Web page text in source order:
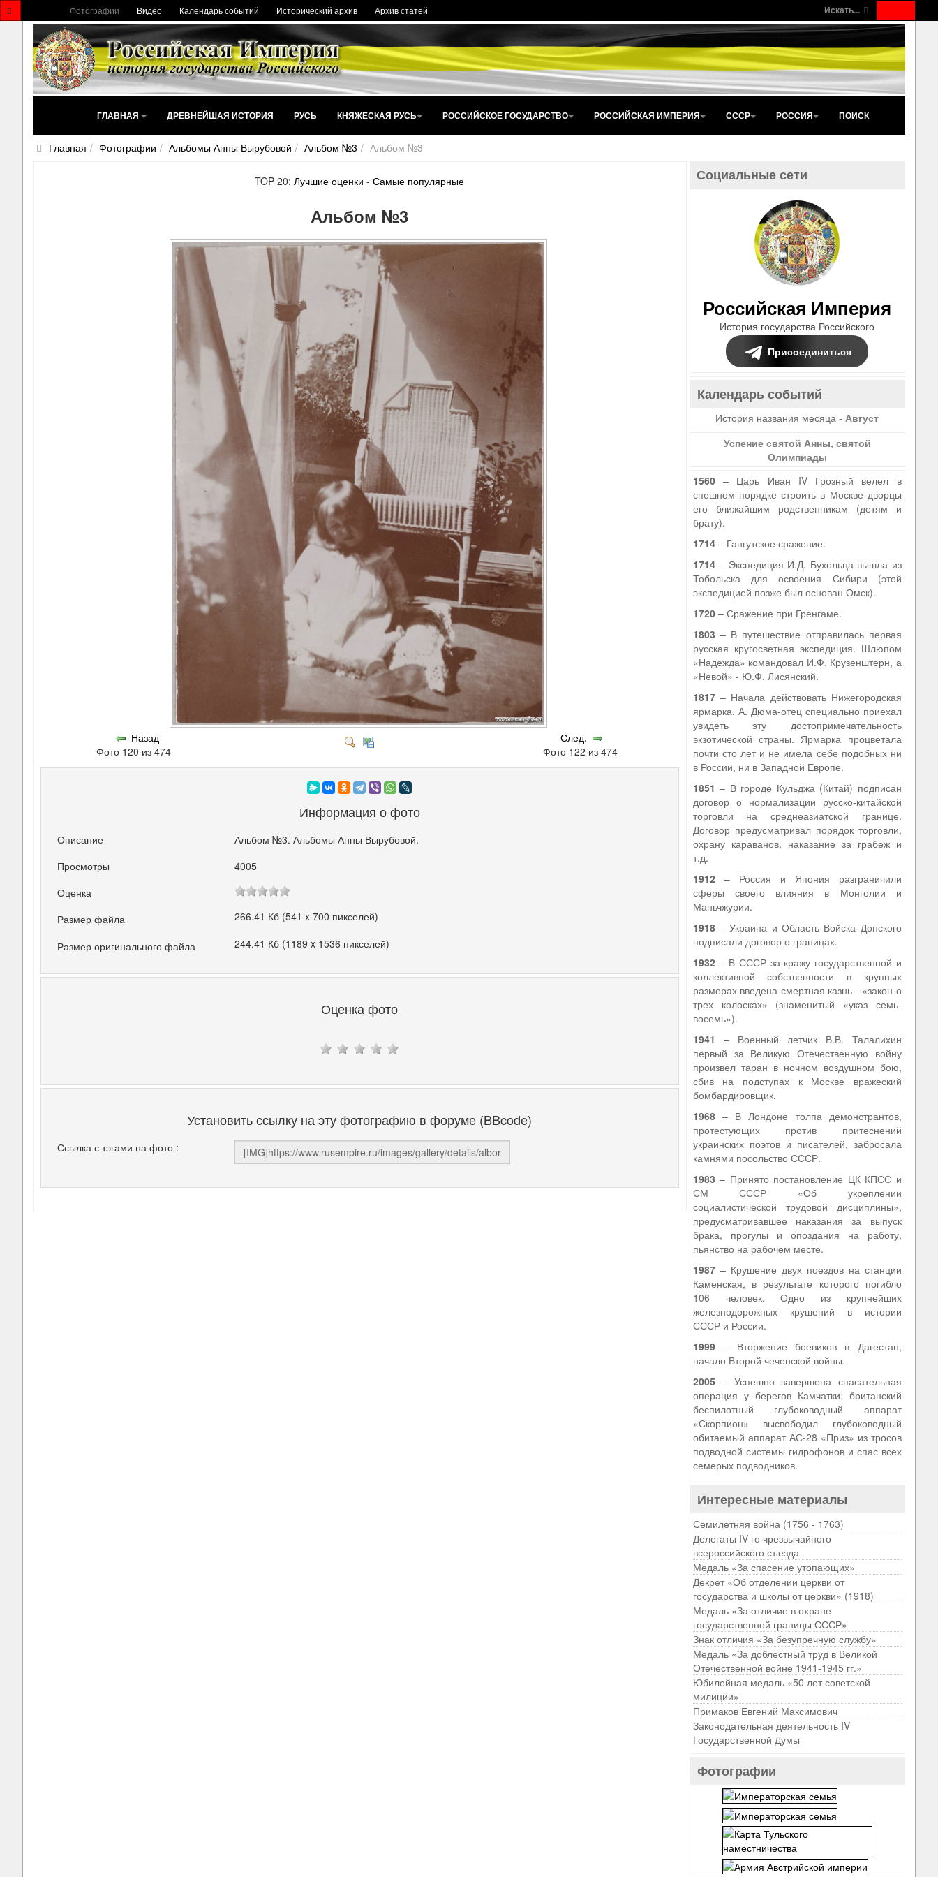
Искать...
Фотографии Видео Календарь событий Исторический архив Архив статей
ГЛАВНАЯ ДРЕВНЕЙШАЯ ИСТОРИЯ РУСЬ КНЯЖЕСКАЯ РУСЬ РОССИЙСКОЕ ГОСУДАРСТВО РОССИЙСКАЯ ИМПЕРИЯ СССР РОССИЯ ПОИСК
Главная Фотографии Альбомы Анны Вырубовой Альбом №3 Альбом №3
TOP 20:Лучшие оценки -Самые популярные
Альбом №3
Назад
Фото 120 из 474
След.
Фото 122 из 474
Информация о фото
Описание
Альбом №3. Альбомы Анны Вырубовой.
Просмотры
4005
Оценка
Размер файла
266.41 Кб (541 x 700 пикселей)
Размер оригинального файла 244.41 Кб (1189 x 1536 пикселей)
Оценка фото
Установить ссылку на эту фотографию в форуме (BBcode)
Ссылка с тэгами на фото :
Социальные сети
Российская Империя
История государства Российского
Присоединиться
Календарь событий
История названия месяца -Август
Успение святой Анны, святой
Олимпиады
1560– Царь Иван IV Грозный велел в
спешном порядке строить в Москве дворцы
его ближайшим родственникам (детям и
брату).
1714– Гангутское сражение.
1714– Экспедиция И.Д. Бухольца вышла из
Тобольска для освоения Сибири (этой
экспедицией позже был основан Омск).
1720– Сражение при Гренгаме.
1803 – В путешествие отправилась первая
русская кругосветная экспедиция. Шлюпом
«Надежда» командовал И.Ф. Крузенштерн, а
«Невой» - Ю.Ф. Лисянский.
1817– Начала действовать Нижегородская
ярмарка. А. Дюма-отец специально приехал
увидеть эту достопримечательность
экзотической страны. Ярмарка процветала
почти сто лет и не имела себе подобных ни
в России, ни в Западной Европе.
1851 – В городе Кульджа (Китай) подписан
договор о нормализации русско-китайской
торговли на среднеазиатской границе.
Договор предусматривал порядок торговли,
охрану караванов, наказание за грабеж и
т.д.
1912– Россия и Япония разграничили
сферы своего влияния в Монголии и
Маньчжурии.
1918– Украина и Область Войска Донского
подписали договор о границах.
1932– В СССР за кражу государственной и
коллективной собственности в крупных
размерах введена смертная казнь - «закон о
трех колосках» (знаменитый «указ семь-
восемь»).
1941 – Военный летчик В.В. Талалихин
первый за Великую Отечественную войну
произвел таран в ночном воздушном бою,
сбив на подступах к Москве вражеский
бомбардировщик.
1968– В Лондоне толпа демонстрантов,
протестующих против притеснений
украинских поэтов и писателей, забросала
камнями посольство СССР.
1983 – Принято постановление ЦК КПСС и
СМ СССР «Об укреплении
социалистической трудовой дисциплины»,
предусматривавшее наказания за выпуск
брака, прогулы и опоздания на работу,
пьянство на рабочем месте.
1987– Крушение двух поездов на станции
Каменская, в результате которого погибло
106 человек. Одно из крупнейших
железнодорожных крушений в истории
СССР и России.
1999– Вторжение боевиков в Дагестан,
начало Второй чеченской войны.
2005– Успешно завершена спасательная
операция у берегов Камчатки: британский
беспилотный глубоководный аппарат
«Скорпион» высвободил глубоководный
обитаемый аппарат АС-28 «Приз» из тросов
подводной системы гидрофонов и спас всех
семерых подводников.
Интересные материалы
Семилетняя война (1756 - 1763)
Делегаты IV-го чрезвычайного
всероссийского съезда
Медаль «За спасение утопающих»
Декрет «Об отделении церкви от
государства и школы от церкви» (1918)
Медаль «За отличие в охране
государственной границы СССР»
Знак отличия «За безупречную службу»
Медаль «За доблестный труд в Великой
Отечественной войне 1941-1945 гг.»
Юбилейная медаль «50 лет советской
милиции»
Примаков Евгений Максимович
Законодательная деятельность IV
Государственной Думы
Фотографии